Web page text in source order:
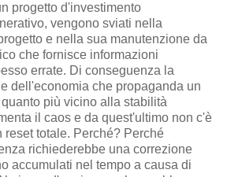
progetto d'investimento
vengono sviati nella
e nella sua manutenzione da
che fornisce informazioni
errate. Di conseguenza la
dell'economia che propaganda un
più vicino alla stabilità
il caos e da quest'ultimo non c'è
reset totale. Perché? Perché
richiederebbe una correzione
accumulati nel tempo a causa di